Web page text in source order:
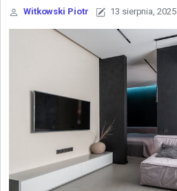
Witkowski Piotr 13 sierpnia, 2025